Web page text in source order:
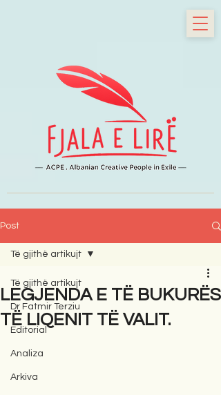
Post
Të gjithë artikujt
Dr Fatmir Terziu
Editorial
Analiza
Arkiva
Të gjithë artikujt
LEGJENDA E TË BUKURËS
TË LIQENIT TË VALIT.